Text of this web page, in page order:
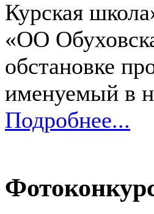
Курская
«ОО
обстановке
именуемый в
Подробнее...